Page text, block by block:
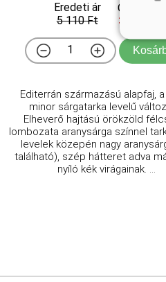
Eredeti ár
5 110 Ft
Online ár
3 950 Ft
Editerrán származású alapfaj,
minor sárgatarka levelű
Elheverő hajtású örökzöld
lombozata aranysárga színnel
levelek közepén nagy
található), szép hátteret adva
nyíló kék virágainak. ...